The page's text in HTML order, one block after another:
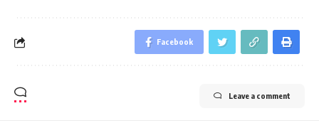
Facebook
Leave a comment